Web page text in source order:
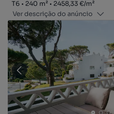
Tipologia
T6
Zona240 m²
Preço por metro quadrado
2458,33 €/m²
Ver descrição do anúncio